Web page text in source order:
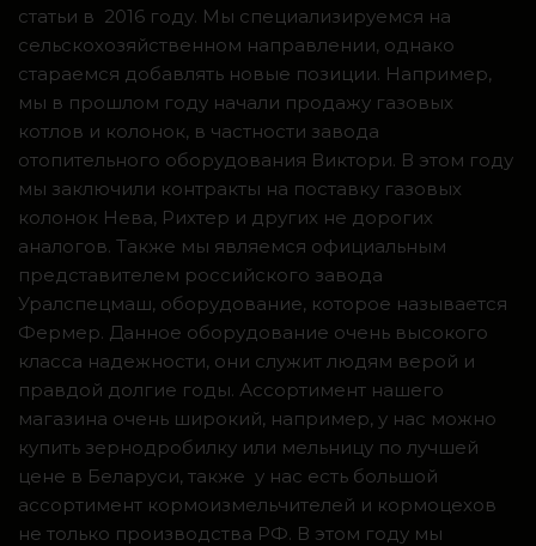
статьи в 2016 году. Мы специализируемся на
сельскохозяйственном направлении, однако
стараемся добавлять новые позиции. Например,
мы в прошлом году начали продажу газовых
котлов и колонок, в частности завода
отопительного оборудования Виктори. В этом году
мы заключили контракты на поставку газовых
колонок Нева, Рихтер и других не дорогих
аналогов. Также мы являемся официальным
представителем российского завода
Уралспецмаш, оборудование, которое называется
Фермер. Данное оборудование очень высокого
класса надежности, они служит людям верой и
правдой долгие годы. Ассортимент нашего
магазина очень широкий, например, у нас можно
купить зернодробилку или мельницу по лучшей
цене в Беларуси, также у нас есть большой
ассортимент кормоизмельчителей и кормоцехов
не только производства РФ. В этом году мы